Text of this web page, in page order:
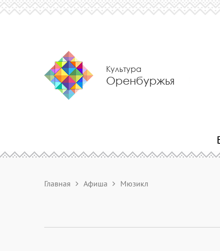
Культура
Оренбуржья
Главная Афиша Мюзикл